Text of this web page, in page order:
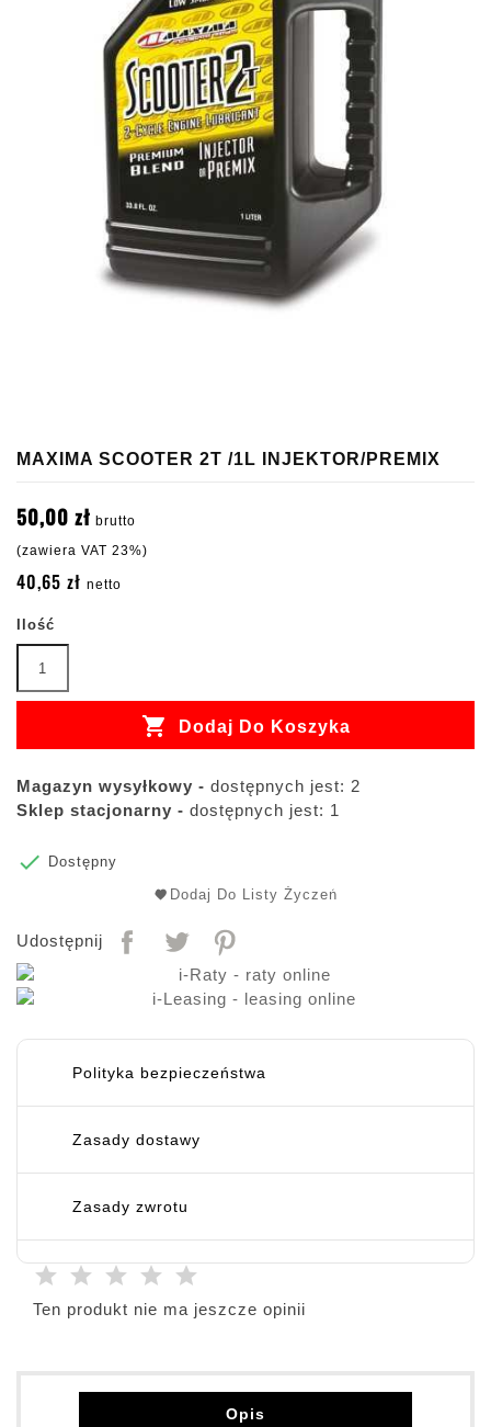
MAXIMA SCOOTER 2T /1L INJEKTOR/PREMIX
50,00 zł brutto
(zawiera VAT 23%)
40,65 zł netto
Ilość
 Dodaj Do Koszyka
Magazyn wysyłkowy - dostępnych jest: 2
Sklep stacjonarny - dostępnych jest: 1

Dostępny
Dodaj Do Listy Życzeń
Udostępnij
Polityka bezpieczeństwa
Zasady dostawy
Zasady zwrotu
Ten produkt nie ma jeszcze opinii
Opis